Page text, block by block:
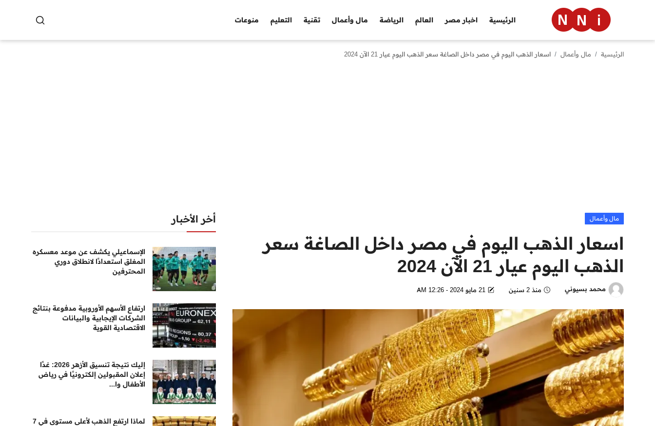
الرئيسية اخبار مصر العالم الرياضة مال وأعمال تقنية التعليم منوعات
منوعات
الرئيسية مال وأعمال اسعار الذهب اليوم في مصر داخل الصاغة سعر الذهب اليوم عيار 21 الآن 2024
مال وأعمال
اسعار الذهب اليوم في مصر داخل الصاغة سعر
الذهب اليوم عيار 21 الآن 2024
محمد بسيوني منذ 2 سنين 21 مايو 2024 - 12:26 AM
أخر الأخبار
الإسماعيلي يكشف عن موعد معسكره
المغلق استعدادًا لانطلاق دوري
المحترفين
ارتفاع الأسهم الأوروبية مدفوعة بنتائج
الشركات الإيجابية والبيانات
الاقتصادية القوية
إليك نتيجة تنسيق الأزهر 2026: غدًا
إعلان المقبولين إلكترونيًا في رياض
الأطفال وا...
لماذا ارتفع الذهب لأعلى مستوى في 7